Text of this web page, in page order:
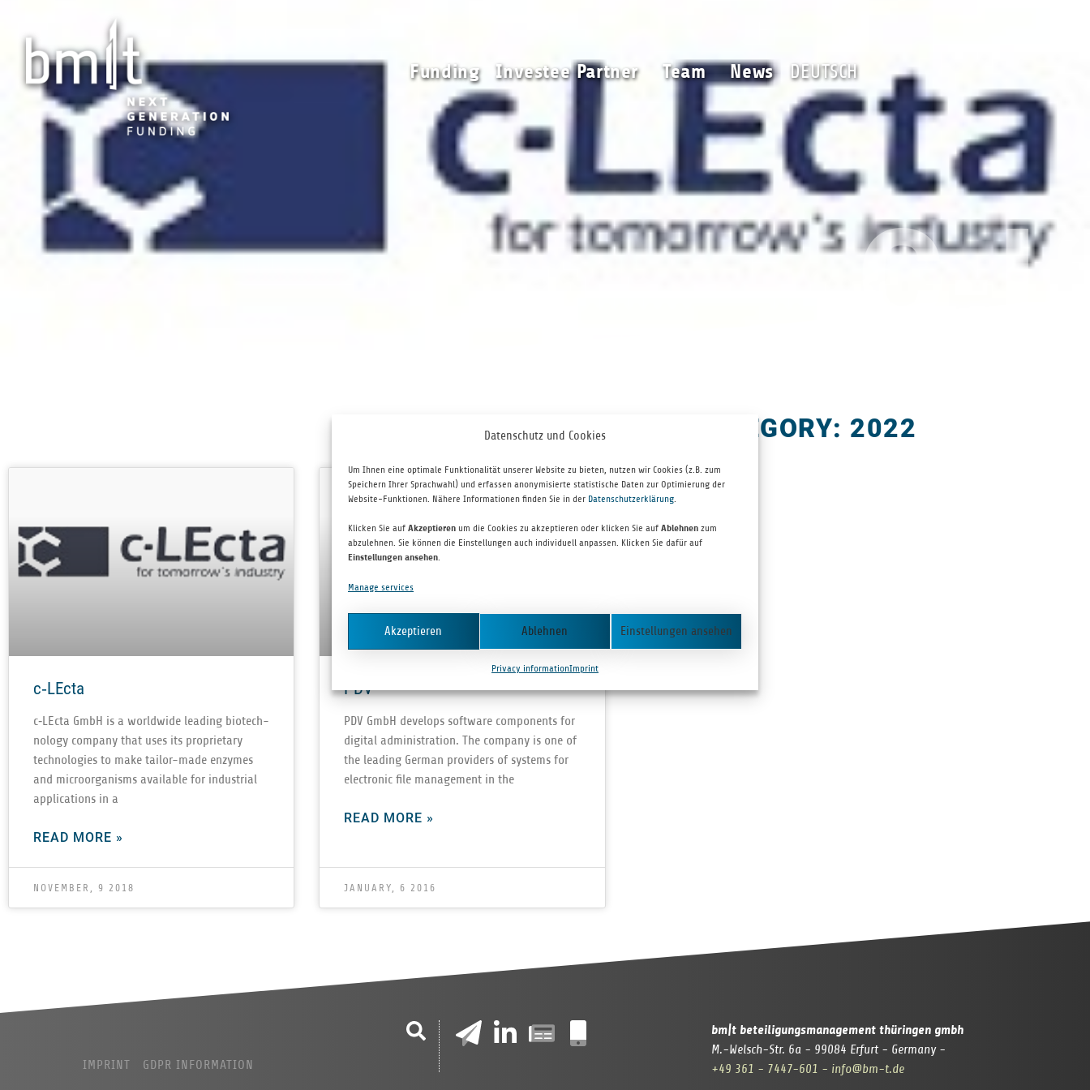
Datenschutz und Cookies
Um Ihnen eine optimale Funktionalität unserer Website zu bieten, nutzen wir Cookies (z.B. zum
Speichern Ihrer Sprachwahl) und erfassen anonymisierte statistische Daten zur Optimierung der
Website-Funktionen. Nähere Informationen finden Sie in der Datenschutzerklärung.
Klicken Sie auf Akzeptieren um die Cookies zu akzeptieren oder klicken Sie auf Ablehnen zum
abzulehnen. Sie können die Einstellungen auch individuell anpassen. Klicken Sie dafür auf
Einstellungen ansehen.
Manage services
Akzeptieren Ablehnen Einstellungen ansehen
Privacy informationImprint
Funding Investee Partner Team News DEUTSCH
PORTFOLIO CATEGORY: 2022
c‑LEcta
c‑LEcta GmbH is a world­wide lead­ing biotech­
nol­ogy com­pany that uses its pro­pri­etary
tech­nolo­gies to make tai­lor-made enzymes
and microor­gan­isms avail­able for indus­trial
appli­ca­tions in a
READ MORE »
NOVEMBER, 9 2018
PDV
PDV GmbH devel­ops soft­ware com­po­nents for
dig­i­tal admin­is­tra­tion. The com­pany is one of
the lead­ing Ger­man providers of sys­tems for
elec­tronic file man­age­ment in the
READ MORE »
JANUARY, 6 2016
IMPRINT GDPR INFORMATION
bm|t beteiligungsmanagement thüringen gmbh
M.-Welsch-Str. 6a - 99084 Erfurt - Germany -
+49 361 - 7447-601 - info@bm-t.de